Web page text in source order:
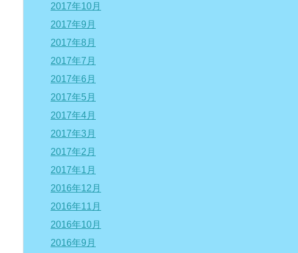
2017年10月
2017年9月
2017年8月
2017年7月
2017年6月
2017年5月
2017年4月
2017年3月
2017年2月
2017年1月
2016年12月
2016年11月
2016年10月
2016年9月